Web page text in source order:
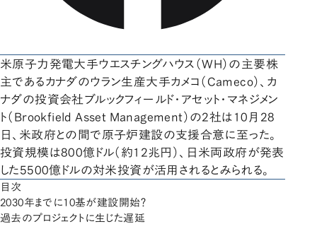
米原子力発電大手ウエスチングハウス（WH）の主要株
主であるカナダのウラン生産大手カメコ（Cameco）、カ
ナダの投資会社ブルックフィールド・アセット・マネジメン
ト（Brookfield Asset Management）の2社は10月28
日、米政府との間で原子炉建設の支援合意に至った。
投資規模は800億ドル（約12兆円）、日米両政府が発表
した5500億ドルの対米投資が活用されるとみられる。
目次
2030年までに10基が建設開始？
過去のプロジェクトに生じた遅延